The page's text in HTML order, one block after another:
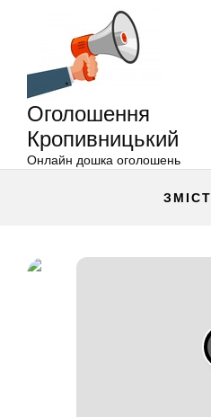
Оголошення
Кропивницький
Онлайн дошка оголошень
ЗМІСТ